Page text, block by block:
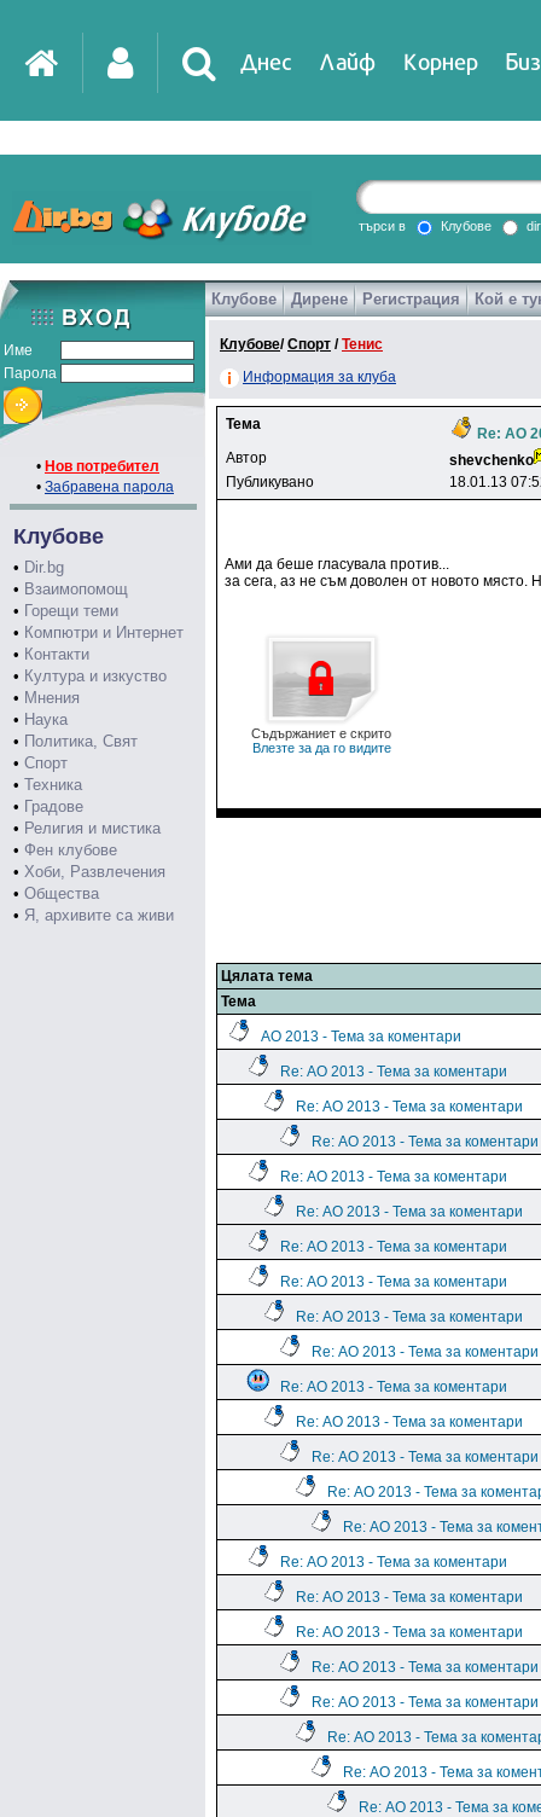
Днес Лайф Корнер
DirTV Impressio
Games
търси в Клубове
Име
Парола
• Нов потребител
• Забравена парола
Клубове
• Dir.bg
• Взаимопомощ
• Горещи теми
• Компютри и Интернет
• Контакти
• Култура и изкуство
• Мнения
• Наука
• Политика, Свят
• Спорт
• Техника
• Градове
• Религия и мистика
• Фен клубове
• Хоби, Развлечения
• Общества
• Я, архивите са живи
Клубове Дирене Регистрация Кой е
Клубове/Спорт /Тенис
Информация за клуба
Тема
Re: АО
Автор
shevchenko
Публикувано
18.01.13
Ами да беше гласувала против...
за сега, аз не съм доволен от новото място.
Съдържаниет е скрито
Влезте за да го видите
Цялата тема
Тема
АО 2013 - Тема за коментари
Re: АО 2013 - Тема за коментари
Re: АО 2013 - Тема за коментари
Re: АО 2013 - Тема за коментари
Re: АО 2013 - Тема за коментари
Re: АО 2013 - Тема за коментари
Re: АО 2013 - Тема за коментари
Re: АО 2013 - Тема за коментари
Re: АО 2013 - Тема за коментари
Re: АО 2013 - Тема за коментари
Re: АО 2013 - Тема за коментари
Re: АО 2013 - Тема за коментари
Re: АО 2013 - Тема за коментари
Re: АО 2013 - Тема за
Re: АО 2013 - Тема за
Re: АО 2013 - Тема за коментари
Re: АО 2013 - Тема за коментари
Re: АО 2013 - Тема за коментари
Re: АО 2013 - Тема за коментари
Re: АО 2013 - Тема за коментари
Re: АО 2013 - Тема за
Re: АО 2013 - Тема за
Re: АО 2013 - Тема за